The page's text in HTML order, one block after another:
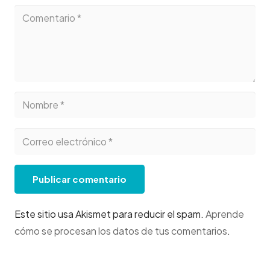
Publicar comentario
Este sitio usa Akismet para reducir el spam. Aprende
cómo se procesan los datos de tus comentarios.